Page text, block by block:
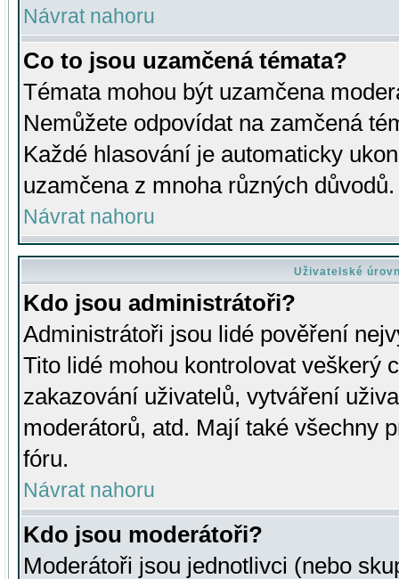
Návrat nahoru
Co to jsou uzamčená témata?
Témata mohou být uzamčena
Nemůžete odpovídat na zamčená
Každé hlasování je automaticky
uzamčena z mnoha různých důvodů.
Návrat nahoru
Uživatelské
Kdo jsou administrátoři?
Administrátoři jsou lidé pověření
Tito lidé mohou kontrolovat veškerý
zakazování uživatelů, vytváření
moderátorů, atd. Mají také všechny
fóru.
Návrat nahoru
Kdo jsou moderátoři?
Moderátoři jsou jednotlivci (nebo